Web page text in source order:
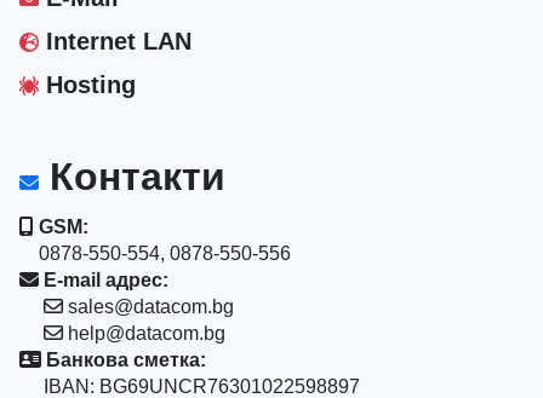
Internet LAN
Hosting
Контакти
GSM:
0878-550-554, 0878-550-556
E-mail адрес:
sales@datacom.bg
help@datacom.bg
Банкова сметка:
IBAN: BG69UNCR76301022598897